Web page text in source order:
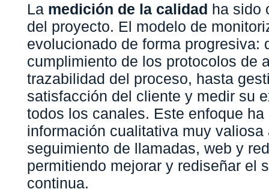
La medición de la calidad ha sido
del proyecto. El modelo de
evolucionado de forma progresiva:
cumplimiento de los protocolos de
trazabilidad del proceso, hasta
satisfacción del cliente y medir su
todos los canales. Este enfoque ha
información cualitativa muy valiosa
seguimiento de llamadas, web y
permitiendo mejorar y rediseñar el
continua.